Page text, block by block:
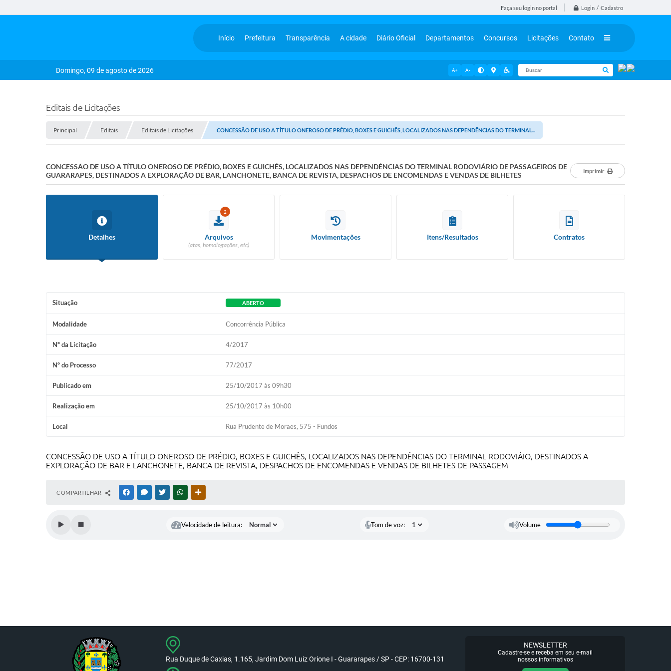
Faça seu login no portal Login / Cadastro
Início Prefeitura Transparência A cidade Diário Oficial Departamentos Concursos Licitações Contato
A+ A-
Domingo, 09 de agosto de 2026
Editais de Licitações
Principal Editais Editais de Licitações CONCESSÃO DE USO A TÍTULO ONEROSO DE PRÉDIO, BOXES E GUICHÊS, LOCALIZADOS NAS DEPENDÊNCIAS DO TERMINAL...
CONCESSÃO DE USO A TÍTULO ONEROSO DE PRÉDIO, BOXES E GUICHÊS, LOCALIZADOS NAS DEPENDÊNCIAS DO TERMINAL RODOVIÁRIO DE PASSAGEIROS DE
GUARARAPES, DESTINADOS A EXPLORAÇÃO DE BAR, LANCHONETE, BANCA DE REVISTA, DESPACHOS DE ENCOMENDAS E VENDAS DE BILHETES
Imprimir
Detalhes
2
Arquivos
(atas, homologações, etc)
Movimentações Itens/Resultados Contratos
Situação ABERTO
Modalidade Concorrência Pública
Nº da Licitação 4/2017
Nº do Processo 77/2017
Publicado em 25/10/2017 às 09h30
Realização em 25/10/2017 às 10h00
Local Rua Prudente de Moraes, 575 - Fundos
CONCESSÃO DE USO A TÍTULO ONEROSO DE PRÉDIO, BOXES E GUICHÊS, LOCALIZADOS NAS DEPENDÊNCIAS DO TERMINAL RODOVIÁIO, DESTINADOS A
EXPLORAÇÃO DE BAR E LANCHONETE, BANCA DE REVISTA, DESPACHOS DE ENCOMENDAS E VENDAS DE BILHETES DE PASSAGEM
COMPARTILHAR FACEBOOKMESSENGER
TWITTERWHATSAPP
Velocidade de leitura: Tom de voz: Volume
Rua Duque de Caxias, 1.165, Jardim Dom Luiz Orione I - Guararapes / SP - CEP: 16700-131
NEWSLETTER
Cadastre-se e receba em seu e-mail
nossos informativos